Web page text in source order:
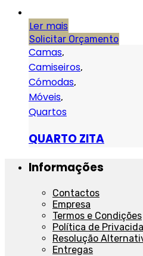
Ler mais
Solicitar Orçamento
Camas,
Camiseiros,
Cómodas,
Móveis,
Quartos
QUARTO ZITA
Informações
Contactos
Empresa
Termos e Condições
Política de
Resolução
Entregas